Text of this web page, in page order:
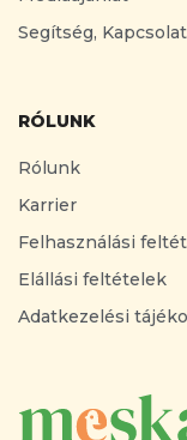
Segítség, Kapcsolat
RÓLUNK
Rólunk
Karrier
Felhasználási
Elállási feltételek
Adatkezelési